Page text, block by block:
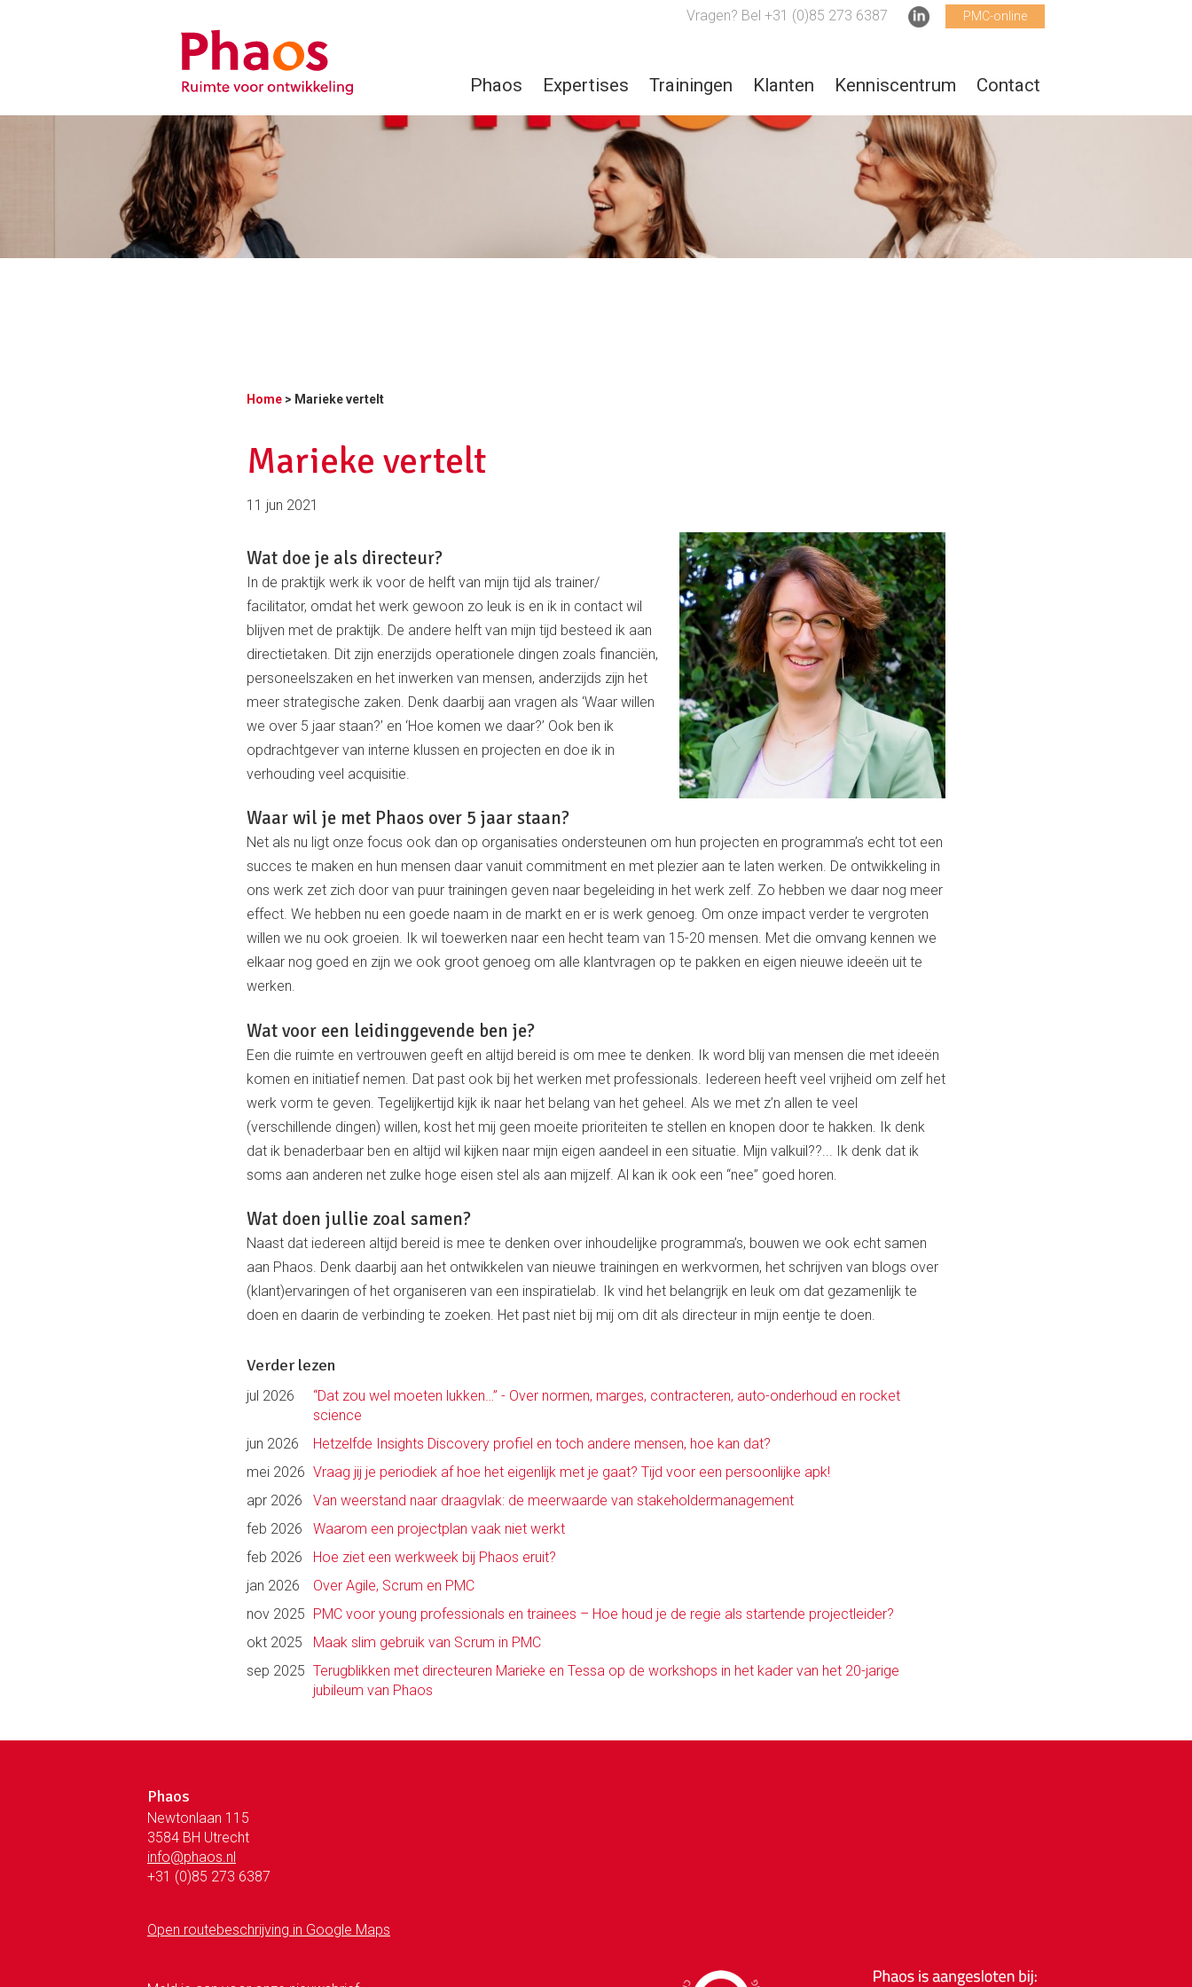
Vragen? Bel +31 (0)85 273 6387 PMC-online
Phaos Expertises Trainingen Klanten Kenniscentrum Contact
Home > Marieke vertelt
Marieke vertelt
11 jun 2021
Wat doe je als directeur?
In de praktijk werk ik voor de helft van mijn tijd als trainer/
facilitator, omdat het werk gewoon zo leuk is en ik in contact wil
blijven met de praktijk. De andere helft van mijn tijd besteed ik aan
directietaken. Dit zijn enerzijds operationele dingen zoals financiën,
personeelszaken en het inwerken van mensen, anderzijds zijn het
meer strategische zaken. Denk daarbij aan vragen als ‘Waar willen
we over 5 jaar staan?’ en ‘Hoe komen we daar?’ Ook ben ik
opdrachtgever van interne klussen en projecten en doe ik in
verhouding veel acquisitie.
Waar wil je met Phaos over 5 jaar staan?
Net als nu ligt onze focus ook dan op organisaties ondersteunen om hun projecten en programma’s echt tot een
succes te maken en hun mensen daar vanuit commitment en met plezier aan te laten werken. De ontwikkeling in
ons werk zet zich door van puur trainingen geven naar begeleiding in het werk zelf. Zo hebben we daar nog meer
effect. We hebben nu een goede naam in de markt en er is werk genoeg. Om onze impact verder te vergroten
willen we nu ook groeien. Ik wil toewerken naar een hecht team van 15-20 mensen. Met die omvang kennen we
elkaar nog goed en zijn we ook groot genoeg om alle klantvragen op te pakken en eigen nieuwe ideeën uit te
werken.
Wat voor een leidinggevende ben je?
Een die ruimte en vertrouwen geeft en altijd bereid is om mee te denken. Ik word blij van mensen die met ideeën
komen en initiatief nemen. Dat past ook bij het werken met professionals. Iedereen heeft veel vrijheid om zelf het
werk vorm te geven. Tegelijkertijd kijk ik naar het belang van het geheel. Als we met z’n allen te veel
(verschillende dingen) willen, kost het mij geen moeite prioriteiten te stellen en knopen door te hakken. Ik denk
dat ik benaderbaar ben en altijd wil kijken naar mijn eigen aandeel in een situatie. Mijn valkuil??... Ik denk dat ik
soms aan anderen net zulke hoge eisen stel als aan mijzelf. Al kan ik ook een “nee” goed horen.
Wat doen jullie zoal samen?
Naast dat iedereen altijd bereid is mee te denken over inhoudelijke programma’s, bouwen we ook echt samen
aan Phaos. Denk daarbij aan het ontwikkelen van nieuwe trainingen en werkvormen, het schrijven van blogs over
(klant)ervaringen of het organiseren van een inspiratielab. Ik vind het belangrijk en leuk om dat gezamenlijk te
doen en daarin de verbinding te zoeken. Het past niet bij mij om dit als directeur in mijn eentje te doen.
Verder lezen
jul 2026
“Dat zou wel moeten lukken…” - Over normen, marges, contracteren, auto-onderhoud en rocket
science
jun 2026
Hetzelfde Insights Discovery profiel en toch andere mensen, hoe kan dat?
mei 2026 Vraag jij je periodiek af hoe het eigenlijk met je gaat? Tijd voor een persoonlijke apk!
apr 2026
Van weerstand naar draagvlak: de meerwaarde van stakeholdermanagement
feb 2026
Waarom een projectplan vaak niet werkt
feb 2026
Hoe ziet een werkweek bij Phaos eruit?
jan 2026
Over Agile, Scrum en PMC
nov 2025 PMC voor young professionals en trainees – Hoe houd je de regie als startende projectleider?
okt 2025
Maak slim gebruik van Scrum in PMC
sep 2025 Terugblikken met directeuren Marieke en Tessa op de workshops in het kader van het 20-jarige
jubileum van Phaos
Phaos
Newtonlaan 115
3584 BH Utrecht
info@phaos.nl
+31 (0)85 273 6387
Open routebeschrijving in Google Maps